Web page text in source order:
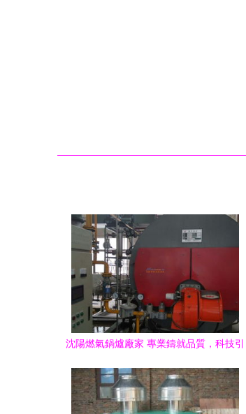
沈陽燃氣鍋爐廠家 專業鑄就品質，科技引